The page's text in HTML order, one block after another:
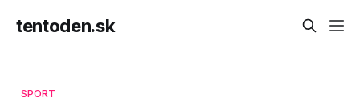
tentoden.sk
SPORT